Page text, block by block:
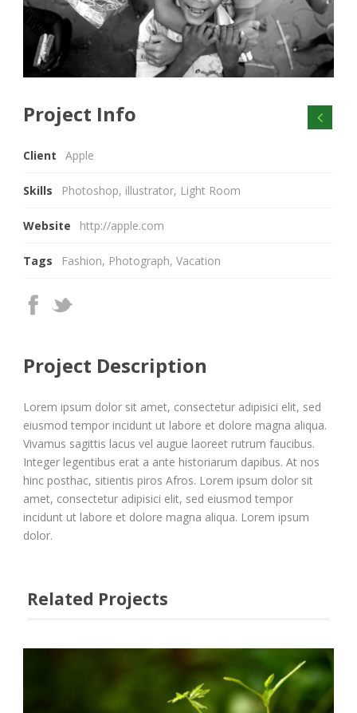
Project Info
Client Apple
Skills Photoshop, illustrator, Light Room
Website http://apple.com
Tags Fashion, Photograph, Vacation
Project Description
Lorem ipsum dolor sit amet, consectetur adipisici elit, sed
eiusmod tempor incidunt ut labore et dolore magna aliqua.
Vivamus sagittis lacus vel augue laoreet rutrum faucibus.
Integer legentibus erat a ante historiarum dapibus. At nos
hinc posthac, sitientis piros Afros. Lorem ipsum dolor sit
amet, consectetur adipisici elit, sed eiusmod tempor
incidunt ut labore et dolore magna aliqua. Lorem ipsum
dolor.
Related Projects